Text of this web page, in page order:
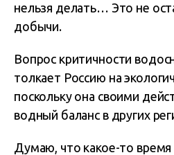
нельзя делать… Это не
добычи.
Вопрос критичности
толкает Россию на
поскольку она своими
водный баланс в других
Думаю, что какое-то время